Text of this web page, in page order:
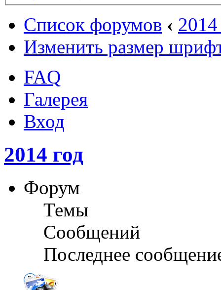
Список форумов ‹ 2014
Изменить размер
FAQ
Галерея
Вход
2014 год
Форум
Темы
Сообщений
Последнее